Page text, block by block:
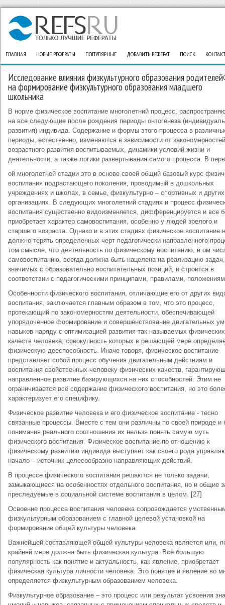
ГЛАВНАЯ НОВЫЕ РЕФЕРАТЫ ПОПУЛЯРНЫЕ ДОБАВИТЬ РЕФЕРАТ ПОИСК
Исследование влияния физкультурного образования родителей
на формирование физкультурного образования младшего
школьника
В норме физическое воспитание многолетний процесс,
на все следующие после рождения периоды онтогенеза
развития) индивида. Содержание и формы этого процесса в
периоды, естественно, изменяются в зависимости от закономерностей
возрастного развития воспитываемых, динамики условий жизни и
деятельности, а также логики развёртывания самого процесса. В перв
ой многолетней стадии это в основе своей общий базовый курс
воспитания подрастающего поколения, проводимый в дошкольных
учреждениях и школах, в семье, физкультурно – спортивных и других
организациях. В следующих многолетний стадиях и процесс
воспитания существенно видоизменяется, дифференцируется и все
приобретает характер самовоспитания, особенно у людей зрелого и
старшего возраста. Однако и в этих стадиях физическое воспитание
должно терять определенных черт педагогически направленного
том смысле, что деятельность по физическому воспитанию, в ом
самовоспитанию, всегда должна быть нацелена на реализацию задач,
значимых с образовательно воспитательных позиций, и строится в
соответствии с педагогическими принципами, правилами,
Особенности физического воспитания, отличающие его от других
воспитания, заключается главным образом в том, что это процесс,
протекающий по закономерностям деятельности, обеспечивающей
упорядоченное формирование и совершенствование двигательных
навыков наряду с оптимизацией развития так называемых физических
качеств человека, совокупность которых в решающей мере
физическую дееспособность. Иначе говоря, физическое воспитание
представляет собой процесс обучения двигательным действиям и
воспитания свойственных человеку физических качеств,
направленное развитие базирующихся на них способностей. Этим не
ограничивается всё содержание физического воспитания, но это
характеризует его специфику.
Физическое развитие человека и его физическое воспитание - тесно
связанные процессы. Вместе с тем они различны по своей природе и
понимания реального соотношения их нельзя понять самую муть
физического воспитания. Физическое воспитание по отношению к
физическому развитию индивида выступает как своего рода
начало – источник целесообразно направляющих действий.
В процессе физического воспитания решаются не только задачи,
замыкающиеся на особенностях отдельного воспитания, но и общие
преследуемые в социальной системе воспитания в целом. [27]
Освоение процесса воспитания человека сопровождается
физкультурным образованием с главной целевой установкой на
формирование общей культуры человека.
Важнейшей составляющей общей культуры человека является или,
крайней мере должна быть физическая культура. Всё большую
популярность как понятие и актуальность, как явление, приобретает
физическая культура личности человека. Это понятие и явление во
определяется физкультурным образованием человека.
Физкультурное образование – это процесс или результат усвоения